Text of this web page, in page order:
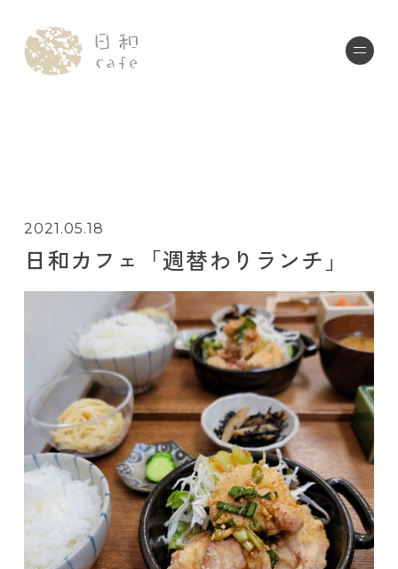
2021.05.18
日和カフェ「週替わりランチ」